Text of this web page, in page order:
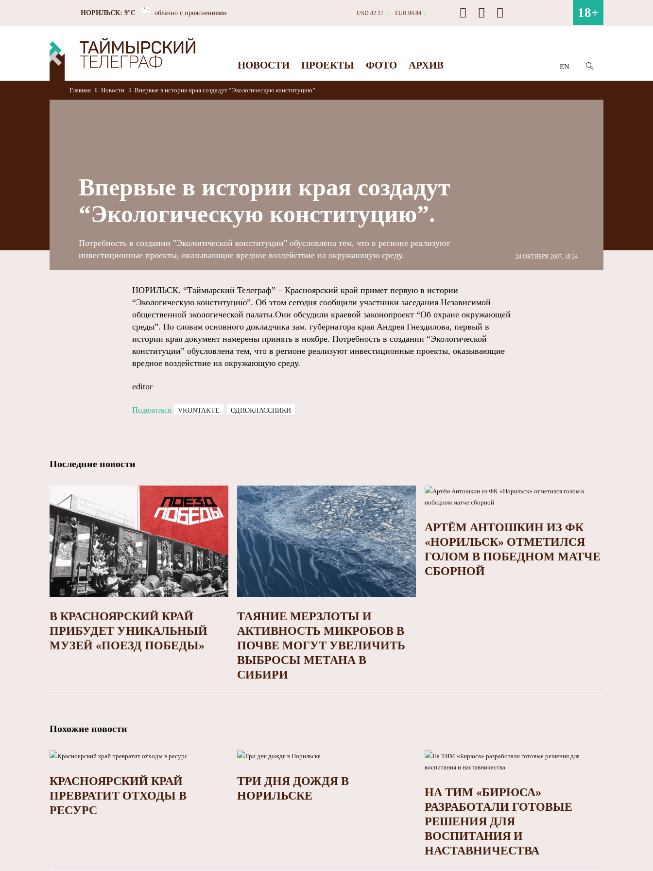
НОРИЛЬСК: 9°C облачно с прояснениями USD 82.17 ▲ EUR 94.84 ▲ 18+
НОВОСТИ ПРОЕКТЫ ФОТО АРХИВ EN
Главная Новости Впервые в истории края создадут “Экологическую конституцию”.
Впервые в истории края создадут
“Экологическую конституцию”.
24 ОКТЯБРЯ 2007, 18:24
Потребность в создании "Экологической конституции" обусловлена тем, что в регионе реализуют
инвестиционные проекты, оказывающие вредное воздействие на окружающую среду.
НОРИЛЬСК. “Таймырский Телеграф” – Красноярский край примет первую в истории
“Экологическую конституцию”. Об этом сегодня сообщили участники заседания Независимой
общественной экологической палаты.Они обсудили краевой законопроект “Об охране окружающей
среды”. По словам основного докладчика зам. губернатора края Андрея Гнездилова, первый в
истории края документ намерены принять в ноябре. Потребность в создании “Экологической
конституции” обусловлена тем, что в регионе реализуют инвестиционные проекты, оказывающие
вредное воздействие на окружающую среду.
editor
Поделиться VKONTAKTE ОДНОКЛАССНИКИ
Последние новости
В КРАСНОЯРСКИЙ КРАЙ
ПРИБУДЕТ УНИКАЛЬНЫЙ
МУЗЕЙ «ПОЕЗД ПОБЕДЫ»
ТАЯНИЕ МЕРЗЛОТЫ И
АКТИВНОСТЬ МИКРОБОВ В
ПОЧВЕ МОГУТ УВЕЛИЧИТЬ
ВЫБРОСЫ МЕТАНА В
СИБИРИ
АРТЁМ АНТОШКИН ИЗ ФК
«НОРИЛЬСК» ОТМЕТИЛСЯ
ГОЛОМ В ПОБЕДНОМ МАТЧЕ
СБОРНОЙ
Похожие новости
КРАСНОЯРСКИЙ КРАЙ
ПРЕВРАТИТ ОТХОДЫ В
РЕСУРС
ТРИ ДНЯ ДОЖДЯ В
НОРИЛЬСКЕ
НА ТИМ «БИРЮСА»
РАЗРАБОТАЛИ ГОТОВЫЕ
РЕШЕНИЯ ДЛЯ
ВОСПИТАНИЯ И
НАСТАВНИЧЕСТВА